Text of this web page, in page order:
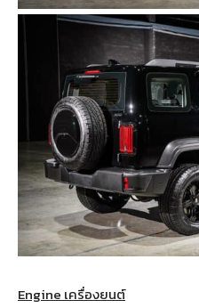
Engine เครื่องยนต์